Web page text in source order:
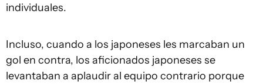
individuales.
Incluso, cuando a los japoneses les marcaban un
gol en contra, los aficionados japoneses se
levantaban a aplaudir al equipo contrario porque